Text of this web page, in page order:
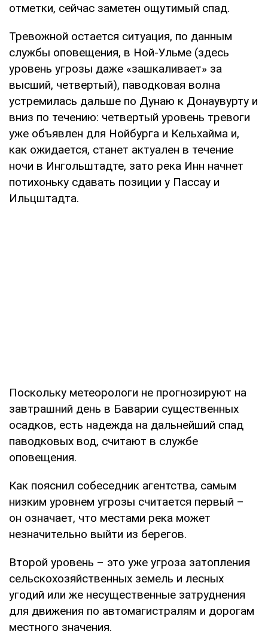
отметки, сейчас заметен ощутимый спад.
Тревожной остается ситуация, по данным
службы оповещения, в Ной-Ульме (здесь
уровень угрозы даже «зашкаливает» за
высший, четвертый), паводковая волна
устремилась дальше по Дунаю к Донаувурту и
вниз по течению: четвертый уровень тревоги
уже объявлен для Нойбурга и Кельхайма и,
как ожидается, станет актуален в течение
ночи в Ингольштадте, зато река Инн начнет
потихоньку сдавать позиции у Пассау и
Ильцштадта.
Поскольку метеорологи не прогнозируют на
завтрашний день в Баварии существенных
осадков, есть надежда на дальнейший спад
паводковых вод, считают в службе
оповещения.
Как пояснил собеседник агентства, самым
низким уровнем угрозы считается первый –
он означает, что местами река может
незначительно выйти из берегов.
Второй уровень – это уже угроза затопления
сельскохозяйственных земель и лесных
угодий или же несущественные затруднения
для движения по автомагистралям и дорогам
местного значения.